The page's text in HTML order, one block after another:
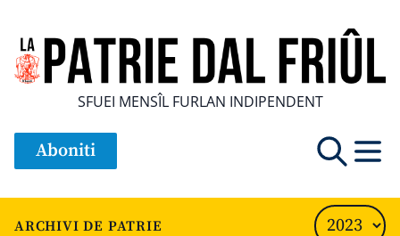
SFUEI MENSÎL FURLAN INDIPENDENT
Aboniti
ARCHIVI DE PATRIE